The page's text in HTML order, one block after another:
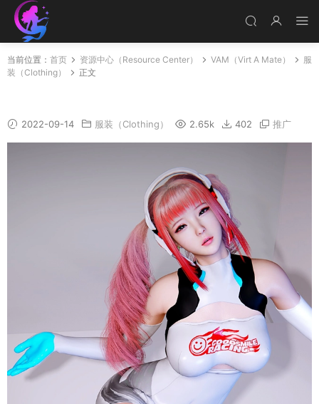
当前位置： 首页 资源中心（Resource Center） VAM（Virt A Mate）
服
装（Clothing）
正文
2022-09-14 服装（Clothing） 2.65k 402 推广